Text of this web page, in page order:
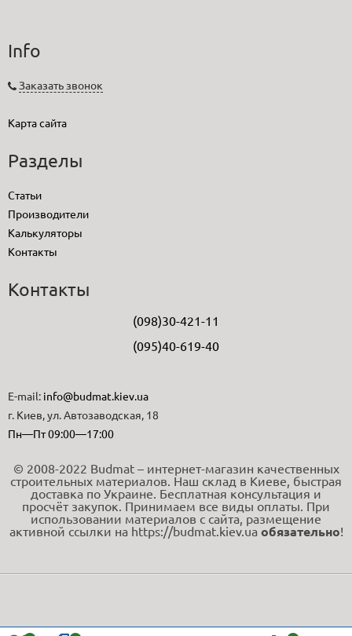
Info
Заказать звонок
Карта сайта
Разделы
Статьи
Производители
Калькуляторы
Контакты
Контакты
(098)30-421-11
(095)40-619-40
E-mail: info@budmat.kiev.ua
г. Киев, ул. Автозаводская, 18
Пн—Пт 09:00—17:00
© 2008-2022 Budmat – интернет-магазин качественных
строительных материалов. Наш склад в Киеве, быстрая
доставка по Украине. Бесплатная консультация и
просчёт закупок. Принимаем все виды оплаты. При
использовании материалов с сайта, размещение
активной ссылки на https://budmat.kiev.ua обязательно!